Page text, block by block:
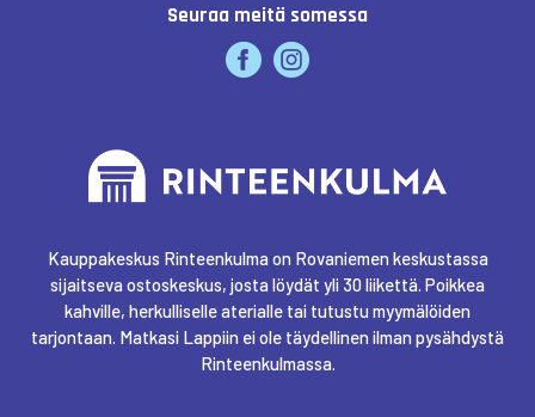
Seuraa meitä somessa
Kauppakeskus Rinteenkulma on Rovaniemen keskustassa
sijaitseva ostoskeskus, josta löydät yli 30 liikettä. Poikkea
kahville, herkulliselle aterialle tai tutustu myymälöiden
tarjontaan. Matkasi Lappiin ei ole täydellinen ilman pysähdystä
Rinteenkulmassa.